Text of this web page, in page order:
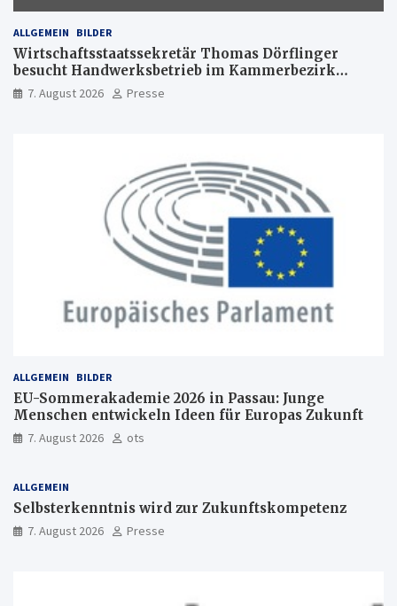
ALLGEMEIN BILDER
Wirtschaftsstaatssekretär Thomas Dörflinger
besucht Handwerksbetrieb im Kammerbezirk
Freiburg
7. August 2026 Presse
ALLGEMEIN BILDER
EU-Sommerakademie 2026 in Passau: Junge
Menschen entwickeln Ideen für Europas Zukunft
7. August 2026 ots
ALLGEMEIN
Selbsterkenntnis wird zur Zukunftskompetenz
7. August 2026 Presse